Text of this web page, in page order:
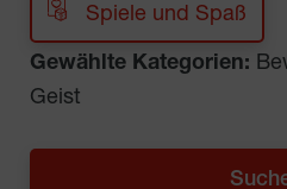
Spiele und Spaß
Gewählte Kategorien:
Geist